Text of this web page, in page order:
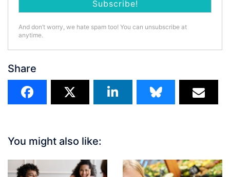
And don’t worry, we hate spam too! You can unsubscribe at
anytime.
Share
You might also like: